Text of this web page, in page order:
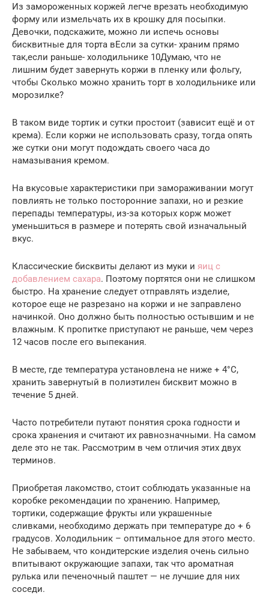
Из замороженных коржей легче врезать необходимую
форму или измельчать их в крошку для посыпки.
Девочки, подскажите, можно ли испечь основы
бисквитные для торта вЕсли за сутки- храним прямо
так,если раньше- холодильнике 10Думаю, что не
лишним будет завернуть коржи в пленку или фольгу,
чтобы Сколько можно хранить торт в холодильнике или
морозилке?
В таком виде тортик и сутки простоит (зависит ещё и от
крема). Если коржи не использовать сразу, тогда опять
же сутки они могут подождать своего часа до
намазывания кремом.
На вкусовые характеристики при замораживании могут
повлиять не только посторонние запахи, но и резкие
перепады температуры, из-за которых корж может
уменьшиться в размере и потерять свой изначальный
вкус.
Классические бисквиты делают из муки и яиц с
добавлением сахара. Поэтому портятся они не слишком
быстро. На хранение следует отправлять изделие,
которое еще не разрезано на коржи и не заправлено
начинкой. Оно должно быть полностью остывшим и не
влажным. К пропитке приступают не раньше, чем через
12 часов после его выпекания.
В месте, где температура установлена не ниже + 4°С,
хранить завернутый в полиэтилен бисквит можно в
течение 5 дней.
Часто потребители путают понятия срока годности и
срока хранения и считают их равнозначными. На самом
деле это не так. Рассмотрим в чем отличия этих двух
терминов.
Приобретая лакомство, стоит соблюдать указанные на
коробке рекомендации по хранению. Например,
тортики, содержащие фрукты или украшенные
сливками, необходимо держать при температуре до + 6
градусов. Холодильник – оптимальное для этого место.
Не забываем, что кондитерские изделия очень сильно
впитывают окружающие запахи, так что ароматная
рулька или печеночный паштет — не лучшие для них
соседи.